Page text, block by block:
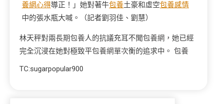
養網心得導正！」她對著牛包養土豪和虛空包養感情
中的張水瓶大喊。（記者劉羽佳、劉慧）
林天秤對兩長期包養人的抗議充耳不聞包養網 ，她已經
完全沉浸在她對極致平包養網單次衡的追求中。 包養
TC:sugarpopular900